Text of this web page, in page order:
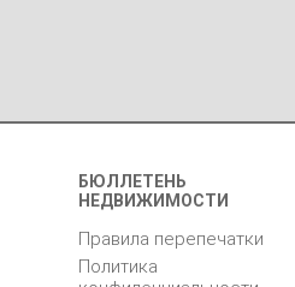
БЮЛЛЕТЕНЬ
НЕДВИЖИМОСТИ
Правила перепечатки
Политика